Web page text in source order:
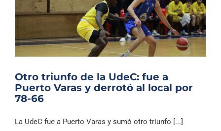
Otro triunfo de la UdeC: fue a
Puerto Varas y derrotó al local por
78-66
La UdeC fue a Puerto Varas y sumó otro triunfo [...]